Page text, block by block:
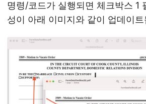
명령/코드가 실행되면 체크박스 1
성이 아래 이미지와 같이 업데이